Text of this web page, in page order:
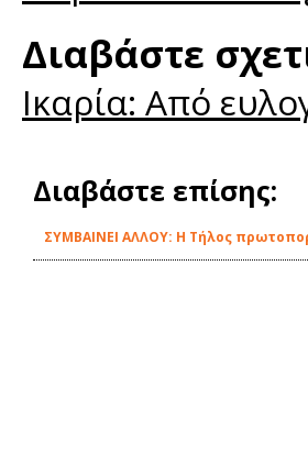
Διαβάστε
Ικαρία: Από
Διαβάστε επίσης:
ΣΥΜΒΑΙΝΕΙ ΑΛΛΟΥ: Η Τήλος